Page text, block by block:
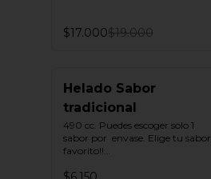
$17.000$19.000
Helado Sabor
tradicional
490 cc. Puedes escoger solo 1
sabor por  envase. Elige tu sabor
favorito!!
Todos nuestros helados de fruta